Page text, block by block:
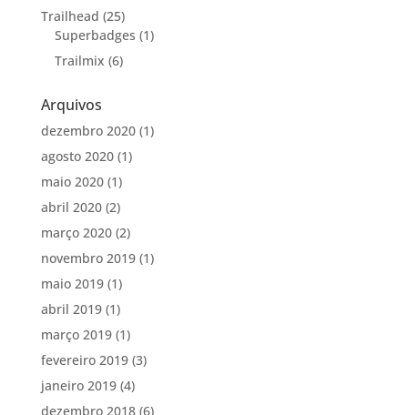
Trailhead (25)
Superbadges (1)
Trailmix (6)
Arquivos
dezembro 2020(1)
agosto 2020(1)
maio 2020(1)
abril 2020(2)
março 2020(2)
novembro 2019(1)
maio 2019(1)
abril 2019(1)
março 2019(1)
fevereiro 2019(3)
janeiro 2019(4)
dezembro 2018(6)